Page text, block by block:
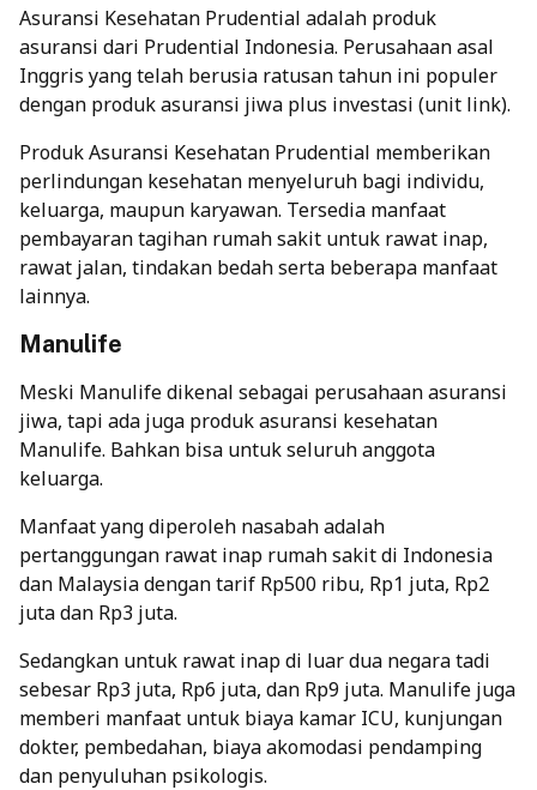
Asuransi Kesehatan Prudential adalah produk
asuransi dari Prudential Indonesia. Perusahaan asal
Inggris yang telah berusia ratusan tahun ini populer
dengan produk asuransi jiwa plus investasi (unit link).
Produk Asuransi Kesehatan Prudential memberikan
perlindungan kesehatan menyeluruh bagi individu,
keluarga, maupun karyawan. Tersedia manfaat
pembayaran tagihan rumah sakit untuk rawat inap,
rawat jalan, tindakan bedah serta beberapa manfaat
lainnya.
Manulife
Meski Manulife dikenal sebagai perusahaan asuransi
jiwa, tapi ada juga produk asuransi kesehatan
Manulife. Bahkan bisa untuk seluruh anggota
keluarga.
Manfaat yang diperoleh nasabah adalah
pertanggungan rawat inap rumah sakit di Indonesia
dan Malaysia dengan tarif Rp500 ribu, Rp1 juta, Rp2
juta dan Rp3 juta.
Sedangkan untuk rawat inap di luar dua negara tadi
sebesar Rp3 juta, Rp6 juta, dan Rp9 juta. Manulife juga
memberi manfaat untuk biaya kamar ICU, kunjungan
dokter, pembedahan, biaya akomodasi pendamping
dan penyuluhan psikologis.